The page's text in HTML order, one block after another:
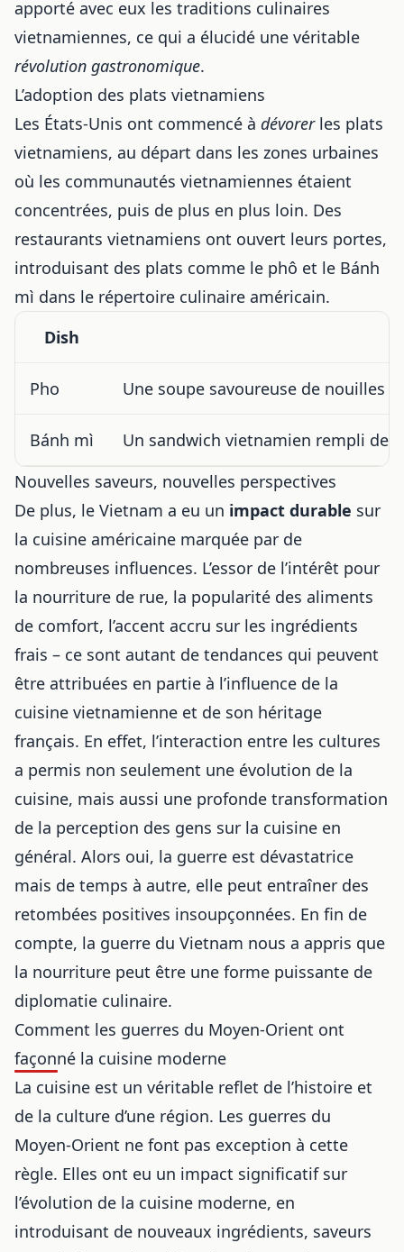
apporté avec eux les traditions culinaires
vietnamiennes, ce qui a élucidé une véritable
révolution gastronomique.
L’adoption des plats vietnamiens
Les États-Unis ont commencé à dévorerles plats
vietnamiens, au départ dans les zones urbaines
où les communautés vietnamiennes étaient
concentrées, puis de plus en plus loin. Des
restaurants vietnamiens ont ouvert leurs portes,
introduisant des plats comme le phô et le Bánh
mì dans le répertoire culinaire américain.
Dish
Pho Une soupe savoureuse de nouilles
Bánh mì
Un sandwich vietnamien rempli de
Nouvelles saveurs, nouvelles perspectives
De plus, le Vietnam a eu un impact durable sur
la cuisine américaine marquée par de
nombreuses influences. L’essor de l’intérêt pour
la nourriture de rue, la popularité des aliments
de comfort, l’accent accru sur les ingrédients
frais – ce sont autant de tendances qui peuvent
être attribuées en partie à l’influence de la
cuisine vietnamienne et de son héritage
français. En effet, l’interaction entre les cultures
a permis non seulement une évolution de la
cuisine, mais aussi une profonde transformation
de la perception des gens sur la cuisine en
général. Alors oui, la guerre est dévastatrice
mais de temps à autre, elle peut entraîner des
retombées positives insoupçonnées. En fin de
compte, la guerre du Vietnam nous a appris que
la nourriture peut être une forme puissante de
diplomatie culinaire.
Comment les guerres du Moyen-Orient ont
façonné la cuisine moderne
La cuisine est un véritable reflet de l’histoire et
de la culture d’une région. Les guerres du
Moyen-Orient ne font pas exception à cette
règle. Elles ont eu un impact significatif sur
l’évolution de la cuisine moderne, en
introduisant de nouveaux ingrédients, saveurs